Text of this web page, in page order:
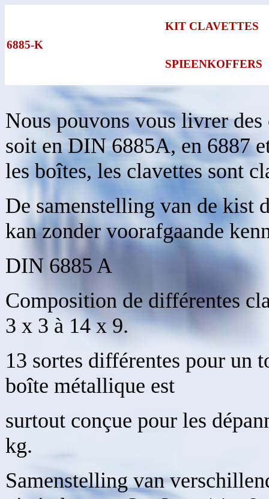
6885-K
KIT CLAVETTES
SPIEENKOFFERS
Nous pouvons vous livrer
soit en DIN 6885A, en 6887
les boîtes, les clavettes sont
De samenstelling van de kist
kan zonder voorafgaande
DIN 6885 A
Composition de différentes
3 x 3 à 14 x 9.
13 sortes différentes pour un
boîte métallique est
surtout conçue pour les
kg.
Samenstelling van